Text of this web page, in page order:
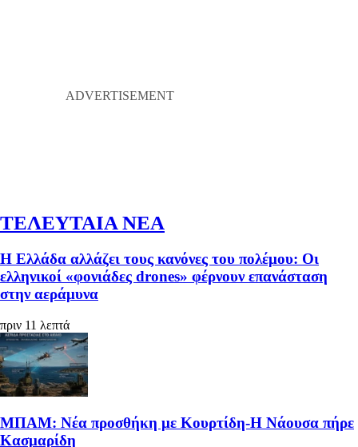
ΤΕΛΕΥΤΑΙΑ ΝΕΑ
Η Ελλάδα αλλάζει τους κανόνες του πολέμου: Οι
ελληνικοί «φονιάδες drones» φέρνουν επανάσταση
στην αεράμυνα
πριν 11 λεπτά
ΜΠΑΜ: Νέα προσθήκη με Κουρτίδη-Η Νάουσα πήρε
Κασμαρίδη